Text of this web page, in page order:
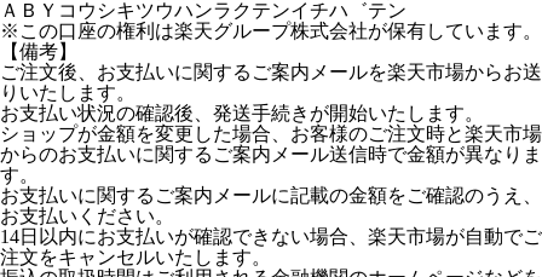
ＡＢＹコウシキツウハンラクテンイチハ゛テン
※この口座の権利は楽天グループ株式会社が保有しています。
【備考】
ご注文後、お支払いに関するご案内メールを楽天市場からお送
りいたします。
お支払い状況の確認後、発送手続きが開始いたします。
ショップが金額を変更した場合、お客様のご注文時と楽天市場
からのお支払いに関するご案内メール送信時で金額が異なりま
す。
お支払いに関するご案内メールに記載の金額をご確認のうえ、
お支払いください。
14日以内にお支払いが確認できない場合、楽天市場が自動でご
注文をキャンセルいたします。